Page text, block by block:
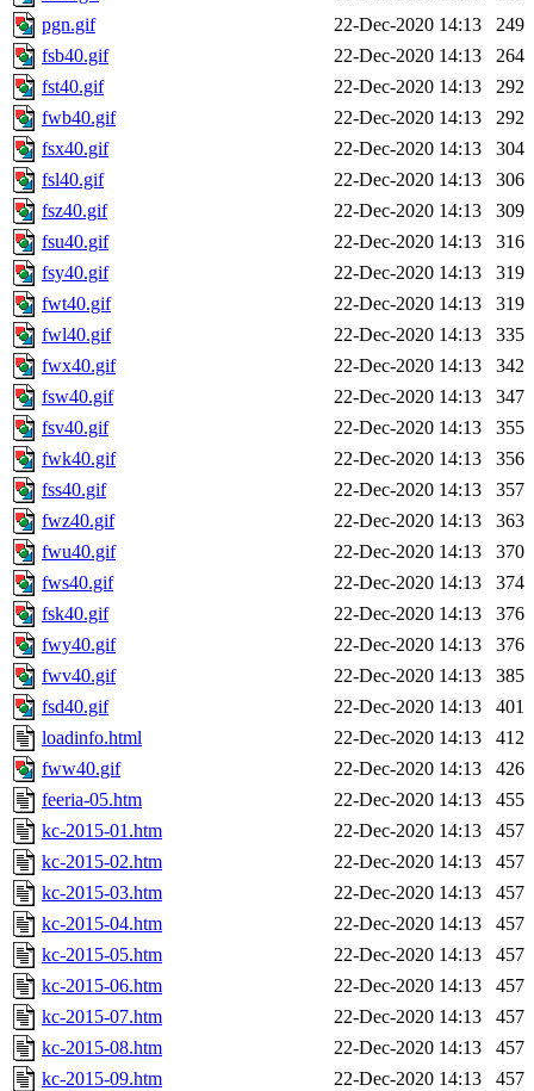
pgn.gif
22-Dec-2020 14:13
249
fsb40.gif
22-Dec-2020 14:13
264
fst40.gif
22-Dec-2020 14:13
292
fwb40.gif
22-Dec-2020 14:13
292
fsx40.gif
22-Dec-2020 14:13
304
fsl40.gif
22-Dec-2020 14:13
306
fsz40.gif
22-Dec-2020 14:13
309
fsu40.gif
22-Dec-2020 14:13
316
fsy40.gif
22-Dec-2020 14:13
319
fwt40.gif
22-Dec-2020 14:13
319
fwl40.gif
22-Dec-2020 14:13
335
fwx40.gif
22-Dec-2020 14:13
342
fsw40.gif
22-Dec-2020 14:13
347
fsv40.gif
22-Dec-2020 14:13
355
fwk40.gif
22-Dec-2020 14:13
356
fss40.gif
22-Dec-2020 14:13
357
fwz40.gif
22-Dec-2020 14:13
363
fwu40.gif
22-Dec-2020 14:13
370
fws40.gif
22-Dec-2020 14:13
374
fsk40.gif
22-Dec-2020 14:13
376
fwy40.gif
22-Dec-2020 14:13
376
fwv40.gif
22-Dec-2020 14:13
385
fsd40.gif
22-Dec-2020 14:13
401
loadinfo.html
22-Dec-2020 14:13
412
fww40.gif
22-Dec-2020 14:13
426
feeria-05.htm
22-Dec-2020 14:13
455
kc-2015-01.htm
22-Dec-2020 14:13
457
kc-2015-02.htm
22-Dec-2020 14:13
457
kc-2015-03.htm
22-Dec-2020 14:13
457
kc-2015-04.htm
22-Dec-2020 14:13
457
kc-2015-05.htm
22-Dec-2020 14:13
457
kc-2015-06.htm
22-Dec-2020 14:13
457
kc-2015-07.htm
22-Dec-2020 14:13
457
kc-2015-08.htm
22-Dec-2020 14:13
457
kc-2015-09.htm
22-Dec-2020 14:13
457